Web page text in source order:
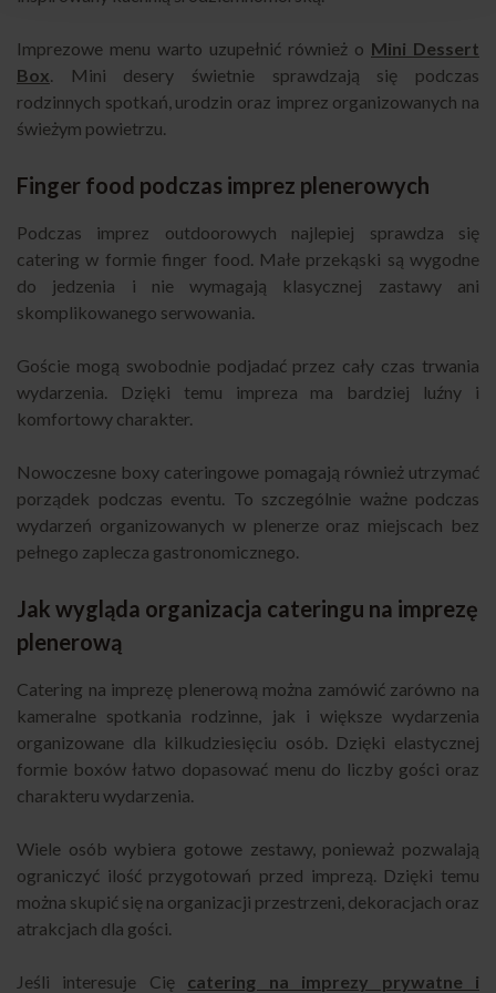
Imprezowe menu warto uzupełnić również o Mini Dessert
Box. Mini desery świetnie sprawdzają się podczas
rodzinnych spotkań, urodzin oraz imprez organizowanych na
świeżym powietrzu.
Finger food podczas imprez plenerowych
Podczas imprez outdoorowych najlepiej sprawdza się
catering w formie finger food. Małe przekąski są wygodne
do jedzenia i nie wymagają klasycznej zastawy ani
skomplikowanego serwowania.
Goście mogą swobodnie podjadać przez cały czas trwania
wydarzenia. Dzięki temu impreza ma bardziej luźny i
komfortowy charakter.
Nowoczesne boxy cateringowe pomagają również utrzymać
porządek podczas eventu. To szczególnie ważne podczas
wydarzeń organizowanych w plenerze oraz miejscach bez
pełnego zaplecza gastronomicznego.
Jak wygląda organizacja cateringu na imprezę
plenerową
Catering na imprezę plenerową można zamówić zarówno na
kameralne spotkania rodzinne, jak i większe wydarzenia
organizowane dla kilkudziesięciu osób. Dzięki elastycznej
formie boxów łatwo dopasować menu do liczby gości oraz
charakteru wydarzenia.
Wiele osób wybiera gotowe zestawy, ponieważ pozwalają
ograniczyć ilość przygotowań przed imprezą. Dzięki temu
można skupić się na organizacji przestrzeni, dekoracjach oraz
atrakcjach dla gości.
Jeśli interesuje Cię catering na imprezy prywatne i